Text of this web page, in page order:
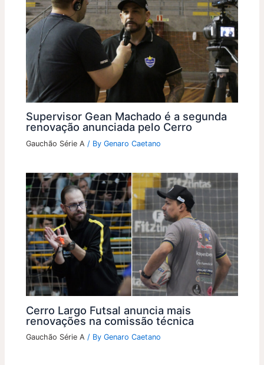
Supervisor Gean Machado é a segunda
renovação anunciada pelo Cerro
Gauchão Série A / ByGenaro Caetano
Cerro Largo Futsal anuncia mais
renovações na comissão técnica
Gauchão Série A / ByGenaro Caetano